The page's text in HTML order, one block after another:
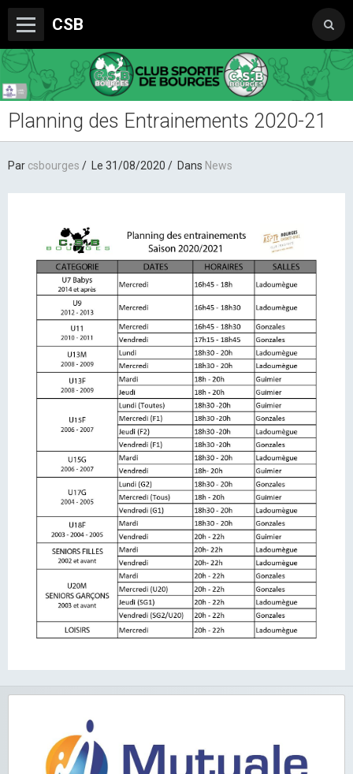
CSB
Le Club
Vidéos
Planning des Entrainements 2020-21
Par csbourges Le 31/08/2020 Dans News